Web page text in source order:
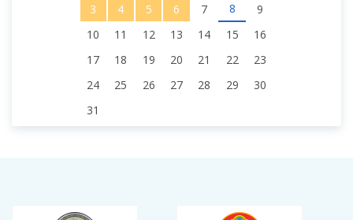
3
4 5 6 7 8
9
10
11 12 13 14 15
16
17
18 19 20 21 22
23
24
25 26 27 28 29
30
31